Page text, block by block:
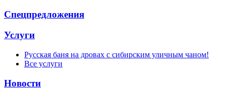
Спецпредложения
Услуги
Русская баня на дровах с сибирским уличным чаном!
Все услуги
Новости